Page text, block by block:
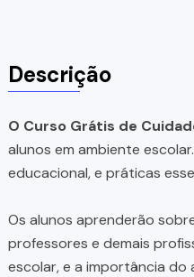
Descrição
O Curso Grátis de
alunos em ambiente
educacional, e práticas
Os alunos aprenderão
professores e demais
escolar, e a importância do